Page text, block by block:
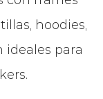
hoodies,
ideales para